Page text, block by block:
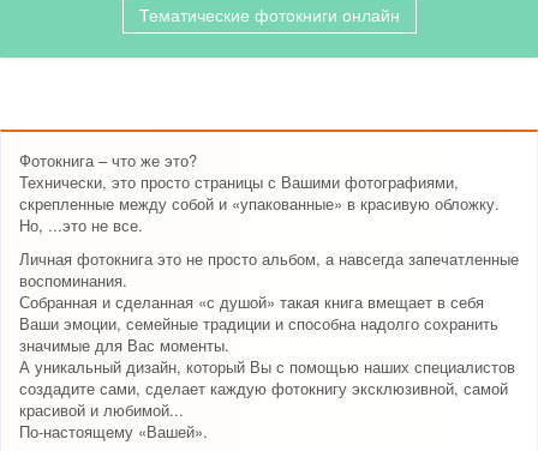
Тематические фотокниги онлайн
Фотокнига – что же это?
Технически, это просто страницы с Вашими фотографиями,
скрепленные между собой и «упакованные» в красивую обложку.
Но, ...это не все.
Личная фотокнига это не просто альбом, а навсегда запечатленные
воспоминания.
Собранная и сделанная «с душой» такая книга вмещает в себя
Ваши эмоции, семейные традиции и способна надолго сохранить
значимые для Вас моменты.
А уникальный дизайн, который Вы с помощью наших специалистов
создадите сами, сделает каждую фотокнигу эксклюзивной, самой
красивой и любимой...
По-настоящему «Вашей».